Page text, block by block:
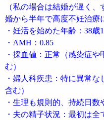
（私の場合は結婚が遅く
婚から半年で高度不妊治療
・妊活を始めた年齢：38歳
・AMH：0.85
・採血値：正常（感染症
む）
・婦人科疾患：特に異常
含む）
・生理も規則的、持続日数
・夫の精子状況：最初は